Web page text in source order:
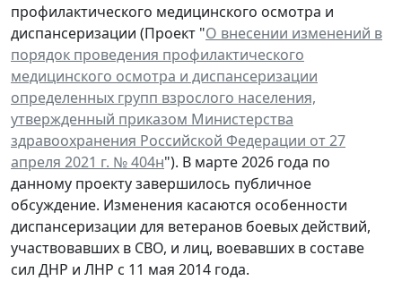
профилактического медицинского осмотра и
диспансеризации (Проект "О внесении изменений в
порядок проведения профилактического
медицинского осмотра и диспансеризации
определенных групп взрослого населения,
утвержденный приказом Министерства
здравоохранения Российской Федерации от 27
апреля 2021 г. № 404н"). В марте 2026 года по
данному проекту завершилось публичное
обсуждение. Изменения касаются особенности
диспансеризации для ветеранов боевых действий,
участвовавших в СВО, и лиц, воевавших в составе
сил ДНР и ЛНР с 11 мая 2014 года.